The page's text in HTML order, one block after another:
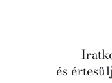
és